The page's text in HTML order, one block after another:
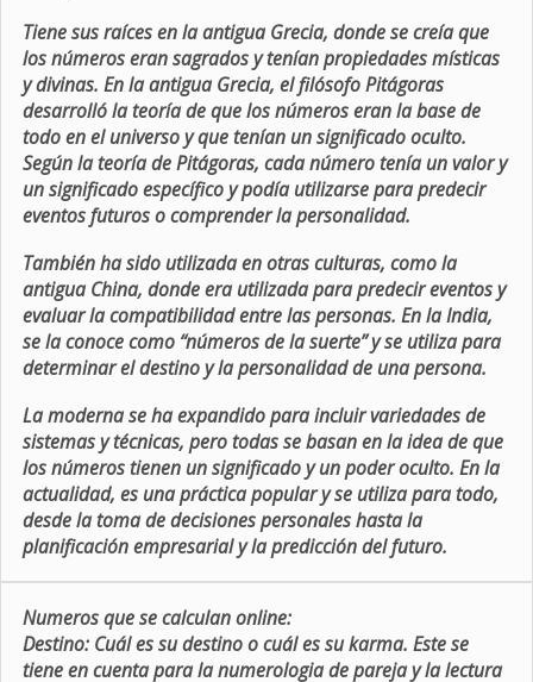
Tiene sus raíces en la antigua Grecia, donde se creía que
los números eran sagrados y tenían propiedades místicas
y divinas. En la antigua Grecia, el filósofo Pitágoras
desarrolló la teoría de que los números eran la base de
todo en el universo y que tenían un significado oculto.
Según la teoría de Pitágoras, cada número tenía un valor y
un significado específico y podía utilizarse para predecir
eventos futuros o comprender la personalidad.
También ha sido utilizada en otras culturas, como la
antigua China, donde era utilizada para predecir eventos y
evaluar la compatibilidad entre las personas. En la India,
se la conoce como “números de la suerte” y se utiliza para
determinar el destino y la personalidad de una persona.
La moderna se ha expandido para incluir variedades de
sistemas y técnicas, pero todas se basan en la idea de que
los números tienen un significado y un poder oculto. En la
actualidad, es una práctica popular y se utiliza para todo,
desde la toma de decisiones personales hasta la
planificación empresarial y la predicción del futuro.
Numeros que se calculan online:
Destino: Cuál es su destino o cuál es su karma. Este se
tiene en cuenta para la numerologia de pareja y la lectura